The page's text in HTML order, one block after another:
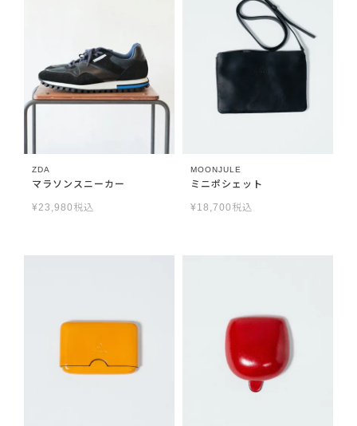
ZDA
マラソンスニーカー
¥23,980 税込
MOONJULE
ミニポシェット
¥18,700 税込